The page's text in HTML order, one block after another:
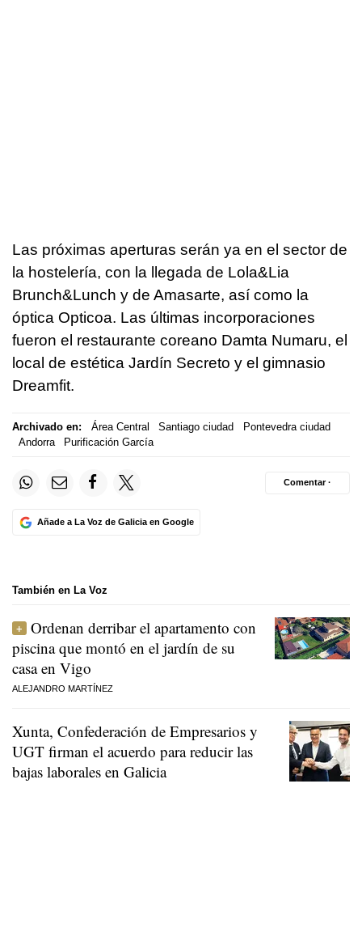
Las próximas aperturas serán ya en el sector de
la hostelería, con la llegada de Lola&Lia
Brunch&Lunch y de Amasarte, así como la
óptica Opticoa. Las últimas incorporaciones
fueron el restaurante coreano Damta Numaru, el
local de estética Jardín Secreto y el gimnasio
Dreamfit.
Archivado en: Área Central Santiago ciudad
Pontevedra ciudad
Andorra
Purificación García
Añade a La Voz de Galicia en Google
Comentar ·
También en La Voz
Ordenan derribar el apartamento con
piscina que montó en el jardín de su
casa en Vigo
ALEJANDRO MARTÍNEZ
Xunta, Confederación de Empresarios y
UGT firman el acuerdo para reducir las
bajas laborales en Galicia